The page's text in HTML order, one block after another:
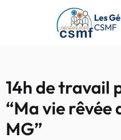
Passer au contenu principal
Les
CSMF
14h de travail
“Ma vie rêvée
MG”